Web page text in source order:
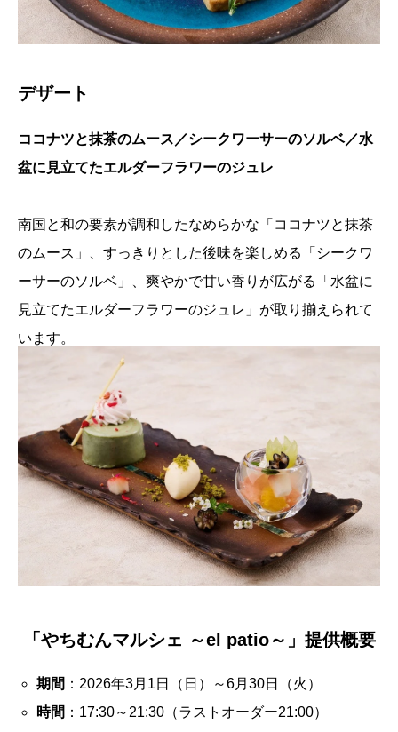
デザート
ココナツと抹茶のムース／シークワーサーのソルベ／水
盆に見立てたエルダーフラワーのジュレ
南国と和の要素が調和したなめらかな「ココナツと抹茶
のムース」、すっきりとした後味を楽しめる「シークワ
ーサーのソルベ」、爽やかで甘い香りが広がる「水盆に
見立てたエルダーフラワーのジュレ」が取り揃えられて
います。
「やちむんマルシェ ～el patio～」提供概要
期間 ：2026年3月1日（日）～6月30日（火）
時間 ：17:30～21:30（ラストオーダー21:00）